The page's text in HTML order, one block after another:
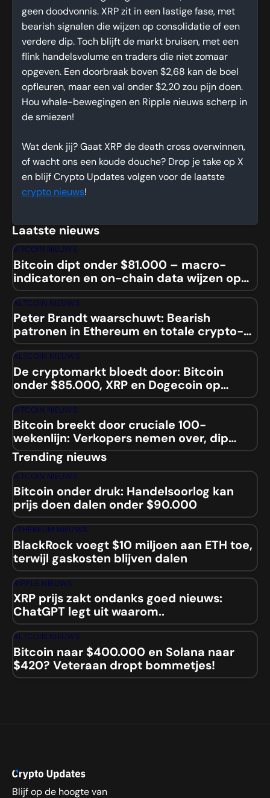
geen doodvonnis. XRP zit in een lastige fase, met
bearish signalen die wijzen op consolidatie of een
verdere dip. Toch blijft de markt bruisen, met een
flink handelsvolume en traders die niet zomaar
opgeven. Een doorbraak boven $2,68 kan de boel
opfleuren, maar een val onder $2,20 zou pijn doen.
Hou whale-bewegingen en Ripple nieuws scherp in
de smiezen!
Wat denk jij? Gaat XRP de death cross overwinnen,
of wacht ons een koude douche? Drop je take op X
en blijf Crypto Updates volgen voor de laatste
crypto nieuws!
Laatste nieuws
BITCOIN NIEUWS
Bitcoin dipt onder $81.000 – macro-
indicatoren en on-chain data wijzen op
mogelijke squeeze
ALTCOIN NIEUWS
Peter Brandt waarschuwt: Bearish
patronen in Ethereum en totale crypto-
marktcap
ALTCOIN NIEUWS
De cryptomarkt bloedt door: Bitcoin
onder $85.000, XRP en Dogecoin op
laagste niveaus sinds 2024
BITCOIN NIEUWS
Bitcoin breekt door cruciale 100-
wekenlijn: Verkopers nemen over, dip
naar $84.000 aanstaande?
Trending nieuws
BITCOIN NIEUWS
Bitcoin onder druk: Handelsoorlog kan
prijs doen dalen onder $90.000
ETHEREUM NIEUWS
BlackRock voegt $10 miljoen aan ETH toe,
terwijl gaskosten blijven dalen
RIPPLE NIEUWS
XRP prijs zakt ondanks goed nieuws:
ChatGPT legt uit waarom..
ALTCOIN NIEUWS
Bitcoin naar $400.000 en Solana naar
$420? Veteraan dropt bommetjes!
Blijf op de hoogte van